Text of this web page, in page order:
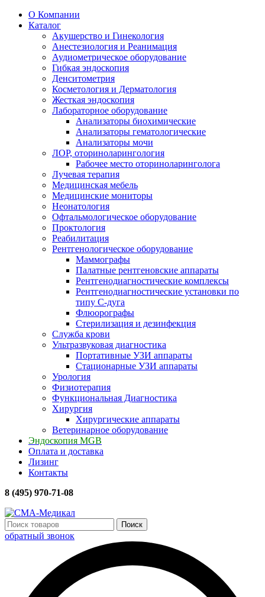
О Компании
Каталог
Акушерство и Гинекология
Анестезиология и Реанимация
Аудиометрическое оборудование
Гибкая эндоскопия
Денситометрия
Косметология и Дерматология
Жесткая эндоскопия
Лабораторное оборудование
Анализаторы биохимические
Анализаторы гематологические
Анализаторы мочи
ЛОР, оториноларингология
Рабочее место оториноларинголога
Лучевая терапия
Медицинская мебель
Медицинские мониторы
Неонатология
Офтальмологическое оборудование
Проктология
Реабилитация
Рентгенологическое оборудование
Маммографы
Палатные рентгеновские аппараты
Рентгенодиагностические комплексы
Рентгенодиагностические установки по
типу С-дуга
Флюорографы
Стерилизация и дезинфекция
Служба крови
Ультразвуковая диагностика
Портативные УЗИ аппараты
Стационарные УЗИ аппараты
Урология
Физиотерапия
Функциональная Диагностика
Хирургия
Хирургические аппараты
Ветеринарное оборудование
Эндоскопия MGB
Оплата и доставка
Лизинг
Контакты
8 (495) 970-71-08
Поиск
обратный звонок